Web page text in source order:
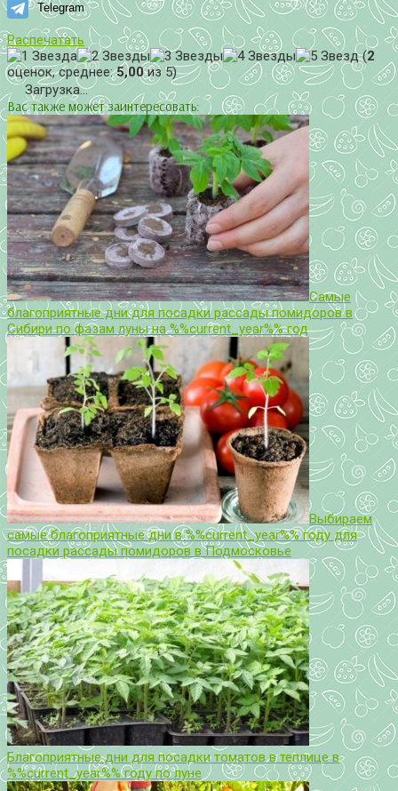
Telegram
Распечатать
(2
оценок, среднее:5,00из 5)
Загрузка...
Вас также может заинтересовать:
Самые
благоприятные дни для посадки рассады помидоров в
Сибири по фазам луны на %%current_year%% год
Выбираем
самые благоприятные дни в %%current_year%% году для
посадки рассады помидоров в Подмосковье
Благоприятные дни для посадки томатов в теплице в
%%current_year%% году по луне